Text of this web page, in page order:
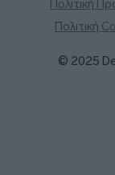
Πολιτική
Πολιτική
© 2025